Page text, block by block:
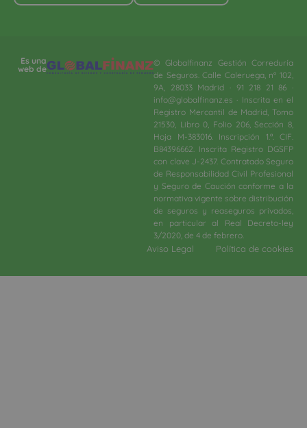
Es una
web de
© Globalfinanz Gestión Correduría
de Seguros. Calle Caleruega, nº 102,
9A, 28033 Madrid · 91 218 21 86 ·
info@globalfinanz.es · Inscrita en el
Registro Mercantil de Madrid, Tomo
21530, Libro 0, Folio 206, Sección 8,
Hoja M-383016. Inscripción 1.ª. CIF.
B84396662. Inscrita Registro DGSFP
con clave J-2437. Contratado Seguro
de Responsabilidad Civil Profesional
y Seguro de Caución conforme a la
normativa vigente sobre distribución
de seguros y reaseguros privados,
en particular al Real Decreto-ley
3/2020, de 4 de febrero.​
Aviso Legal Política de cookies